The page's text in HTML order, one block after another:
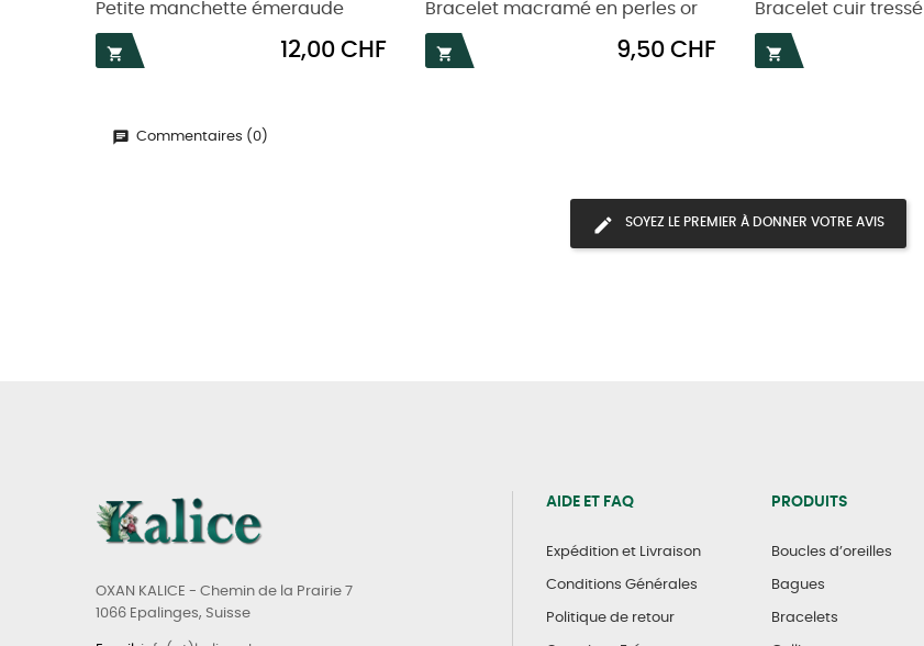
Petite manchette émeraude

Prix
12,00 CHF
Bracelet macramé en perles or

Prix
9,50 CHF
Bracelet cuir tressé

Commentaires (0)
SOYEZ LE PREMIER À DONNER VOTRE AVIS
OXAN KALICE - Chemin de la Prairie 7
1066 Epalinges, Suisse
AIDE ET FAQ
Expédition et Livraison
Conditions Générales
Politique de retour
PRODUITS
Boucles d’oreilles
Bagues
Bracelets